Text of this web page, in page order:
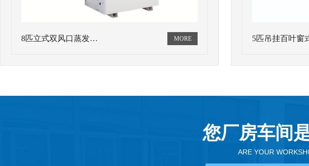
8匹立式双风口蒸发… 5匹吊挂百叶窗
您厂房车间
ARE YOUR